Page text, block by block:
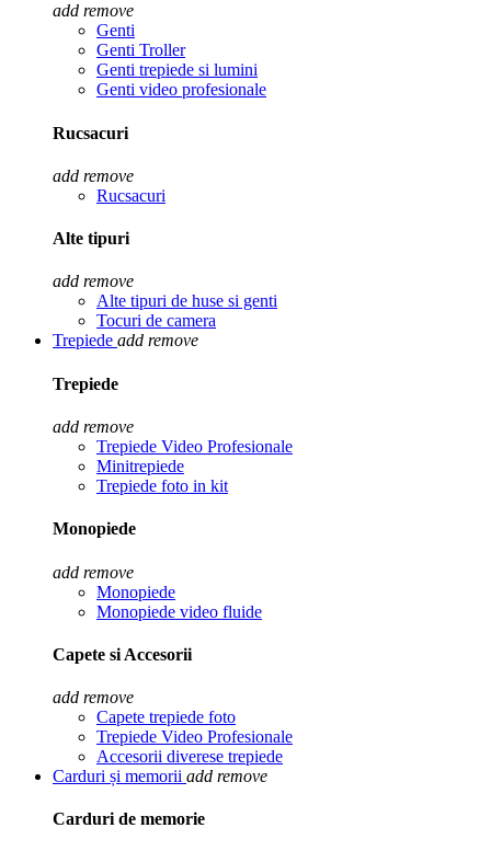
add remove
Genti
Genti Troller
Genti trepiede si lumini
Genti video profesionale
Rucsacuri
add remove
Rucsacuri
Alte tipuri
add remove
Alte tipuri de huse si genti
Tocuri de camera
Trepiede add remove
Trepiede
add remove
Trepiede Video Profesionale
Minitrepiede
Trepiede foto in kit
Monopiede
add remove
Monopiede
Monopiede video fluide
Capete si Accesorii
add remove
Capete trepiede foto
Trepiede Video Profesionale
Accesorii diverese trepiede
Carduri și memorii add remove
Carduri de memorie